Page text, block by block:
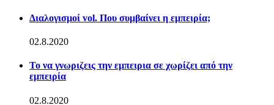
Διαλογισμοί vol. Που συμβαίνει η εμπειρία;
02.8.2020
Το να γνωριζεις την εμπειρια σε χωρίζει από την
εμπειρία
02.8.2020